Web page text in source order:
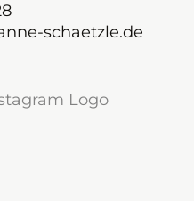
schaetzle.de